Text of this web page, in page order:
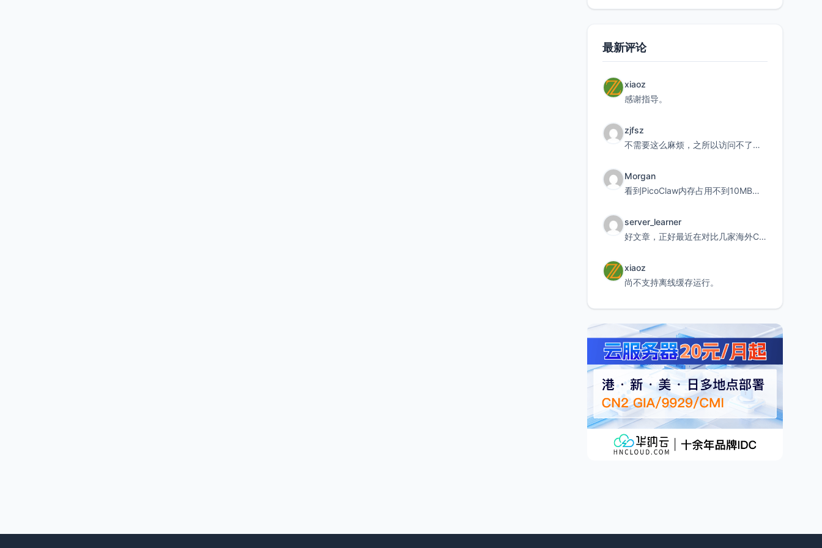
最新评论
xiaoz
感谢指导。
zjfsz
不需要这么麻烦，之所以访问不了，是由于非对称路由的问题，在爱快主路由添加一条静态路由192.168.
Morgan
看到PicoClaw内存占用不到10MB这个数据真的很惊喜，确实很适合我这种想用旧设备折腾AI的小白
server_learner
好文章，正好最近在对比几家海外CDN。文中提到CF免费版不支持自定义回源端口和HOST这个痛点太真实
xiaoz
尚不支持离线缓存运行。